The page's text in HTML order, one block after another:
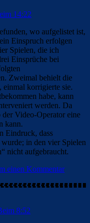
14:22
wo aufgelistet ist,
Einspruch erfolgen
Spielen, die ich
Einsprüche bei
Zweimal behielt die
einmal korrigierte sie.
habe, kann
werden. Da
Video-Operator eine
kann.
Eindruck, dass
in den vier Spielen
nicht aufgebraucht.
einen Kommentar
8:52